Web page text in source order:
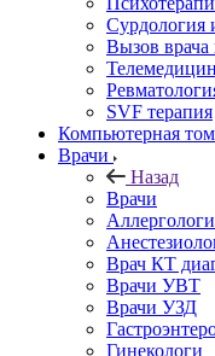
Сурдология
Вызов врача
SVF терапия
Компьютерная
Врачи
Назад
Врачи
Врач КТ
Врачи УВТ
Врачи УЗД
Гинекологи